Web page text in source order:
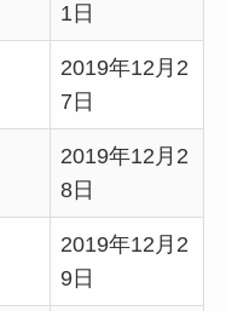
1日
2019年12月2
7日
2019年12月2
8日
2019年12月2
9日